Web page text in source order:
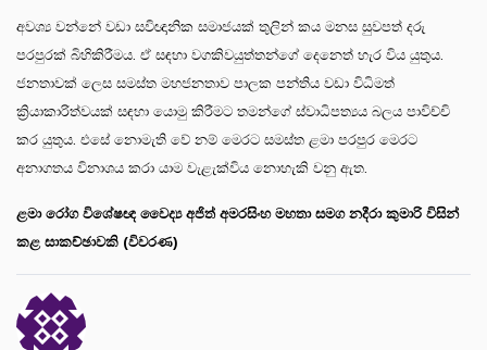
අවශ්‍ය වන්නේ වඩා සවිඥානික සමාජයක් තුලින් කය මනස සුවපත් දරු
පරපුරක් බිහිකිරීමය. ඒ සඳහා වගකිවයුත්තන්ගේ දෙනෙත් හැර විය යුතුය.
ජනතාවක් ලෙස සමස්ත මහජනතාව පාලක පන්තිය වඩා විධිමත්
ක්‍රියාකාරිත්වයක් සඳහා යොමු කිරීමට තමන්ගේ ස්වාධිපත්‍යය බලය පාවිච්චි
කර යුතුය. එසේ නොමැති වේ නම් මෙරට සමස්ත ළමා පරපුර මෙරට
අනාගතය විනාශය කරා යාම වැළැක්විය නොහැකි වනු ඇත.
ළමා රෝග විශේෂඥ වෛද්‍ය අජිත් අමරසිංහ මහතා සමග නදීරා කුමාරි විසින්
කළ සාකච්ඡාවකි (විවරණ)